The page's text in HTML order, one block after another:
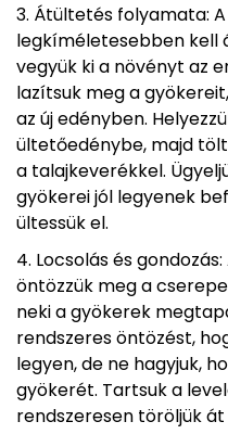
Átültetés folyamata:
legkíméletesebben kell
vegyük ki a növényt az
lazítsuk meg a
az új edényben.
ültetőedénybe, majd
a talajkeverékkel.
gyökerei jól legyenek
ültessük el.
Locsolás és
öntözzük meg a
neki a gyökerek
rendszeres öntözést,
legyen, de ne hagyjuk,
gyökerét. Tartsuk a
rendszeresen töröljük